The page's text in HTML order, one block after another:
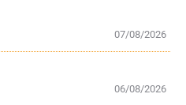
07/08/2026
06/08/2026